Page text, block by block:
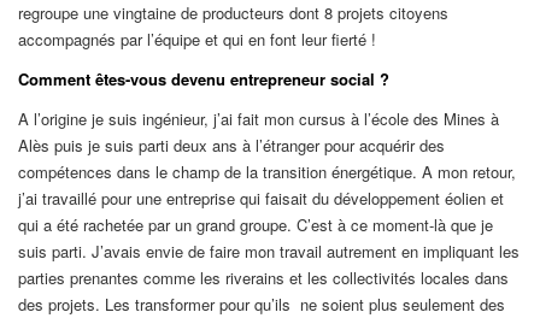
regroupe une vingtaine de producteurs dont 8 projets citoyens
accompagnés par l’équipe et qui en font leur fierté !
Comment êtes-vous devenu entrepreneur social ?
A l’origine je suis ingénieur, j’ai fait mon cursus à l’école des Mines à
Alès puis je suis parti deux ans à l’étranger pour acquérir des
compétences dans le champ de la transition énergétique. A mon retour,
j’ai travaillé pour une entreprise qui faisait du développement éolien et
qui a été rachetée par un grand groupe. C’est à ce moment-là que je
suis parti. J’avais envie de faire mon travail autrement en impliquant les
parties prenantes comme les riverains et les collectivités locales dans
des projets. Les transformer pour qu’ils ne soient plus seulement des